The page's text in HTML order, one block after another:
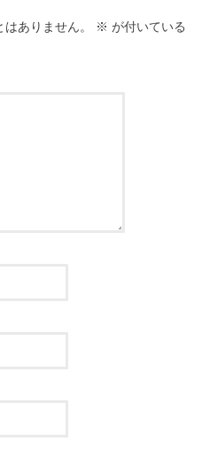
ありません。 ※ が付いている